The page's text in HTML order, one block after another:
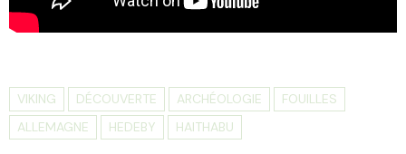
VIKING DÉCOUVERTE ARCHÉOLOGIE
FOUILLES
ALLEMAGNE
HEDEBY HAITHABU